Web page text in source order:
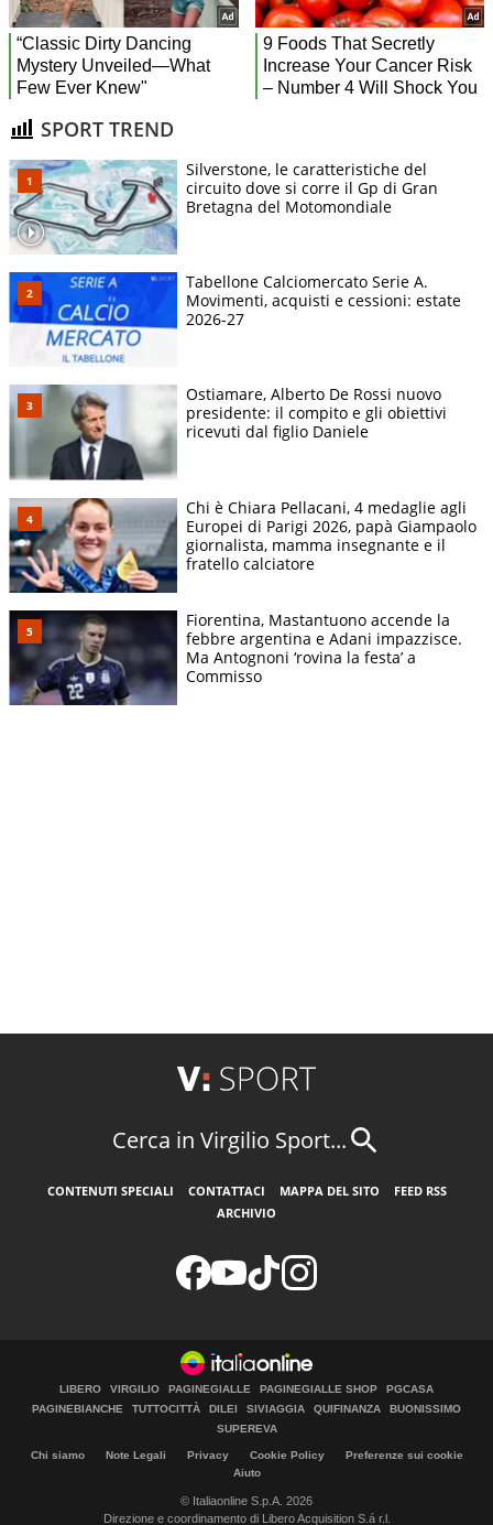
SPORT TREND
Silverstone, le caratteristiche del
circuito dove si corre il Gp di Gran
Bretagna del Motomondiale
Tabellone Calciomercato Serie A.
Movimenti, acquisti e cessioni: estate
2026-27
Ostiamare, Alberto De Rossi nuovo
presidente: il compito e gli obiettivi
ricevuti dal figlio Daniele
Chi è Chiara Pellacani, 4 medaglie agli
Europei di Parigi 2026, papà Giampaolo
giornalista, mamma insegnante e il
fratello calciatore
Fiorentina, Mastantuono accende la
febbre argentina e Adani impazzisce.
Ma Antognoni ‘rovina la festa’ a
Commisso
Cerca in Virgilio Sport...
CONTENUTI SPECIALI CONTATTACI MAPPA DEL SITO
FEED RSS
ARCHIVIO
LIBERO VIRGILIO PAGINEGIALLE PAGINEGIALLE SHOP
PGCASA
PAGINEBIANCHE
TUTTOCITTÀ DILEI SIVIAGGIA QUIFINANZA
BUONISSIMO
SUPEREVA
Chi siamo Note Legali Privacy Cookie Policy
Preferenze sui cookie
Aiuto
© Italiaonline S.p.A. 2026
Direzione e coordinamento di Libero Acquisition S.á r.l.